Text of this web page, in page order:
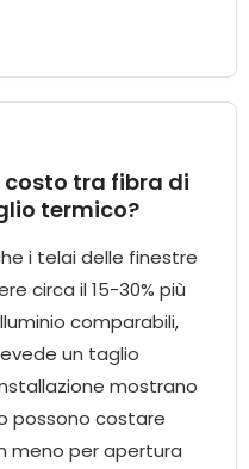
costo tra fibra di
termico?
i telai delle finestre
circa il 15-30% più
comparabili,
un taglio
mostrano
possono costare
meno per apertura